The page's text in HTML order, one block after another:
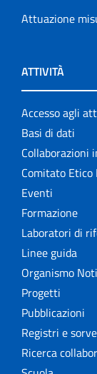
Attuazione
ATTIVITÀ
Accesso agli
Basi di dati
Collaborazioni
Comitato Etico
Eventi
Formazione
Laboratori di
Linee guida
Organismo
Progetti
Pubblicazioni
Registri e
Ricerca